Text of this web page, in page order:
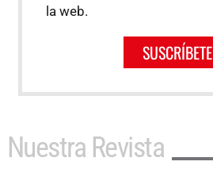
la web.
SUSCRÍBETE
Nuestra Revista